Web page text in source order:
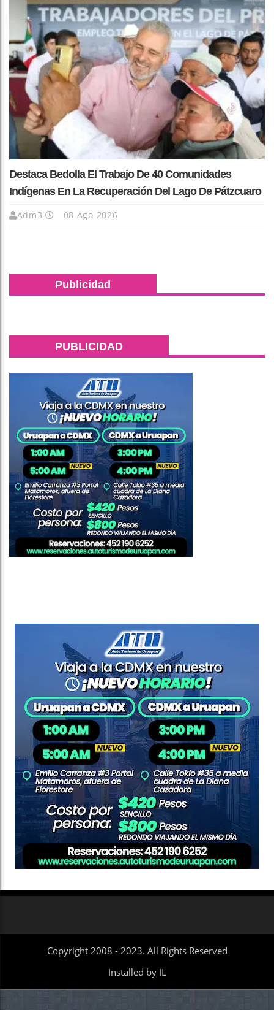
Destaca Bedolla El Trabajo De 40 Comunidades
Indígenas En La Recuperación Del Lago De Pátzcuaro
Adm3 08 Ago 2026
Publicidad
PUBLICIDAD
Copyright 2008 - 2023. All Rights Reserved
Installed by IL